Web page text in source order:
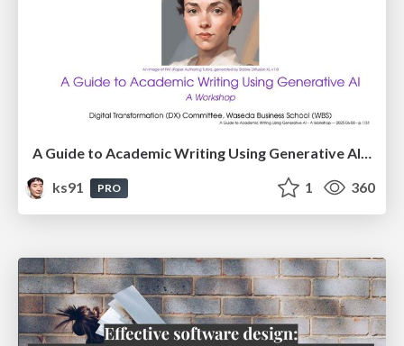
A Guide to Academic Writing Using Generative AI - A Workshop
ks91
PRO 1 360